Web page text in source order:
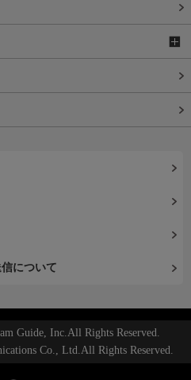
について
Guide, Inc.All Rights Reserved.
Co., Ltd.All Rights Reserved.